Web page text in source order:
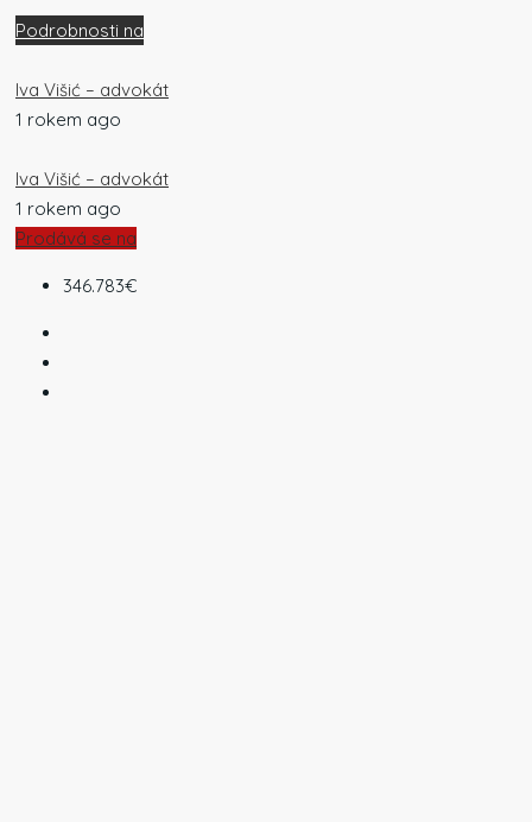
Podrobnosti na
Iva Višić – advokát
1 rokem ago
Iva Višić – advokát
1 rokem ago
Prodává se na
346.783€